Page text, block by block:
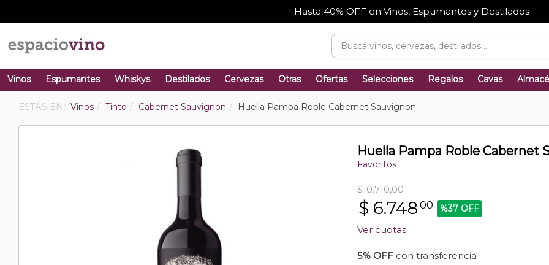
Hasta 40% OFF en Vinos, Espumantes y Destilados
Vinos Espumantes Whiskys Destilados Cervezas Otras Ofertas Selecciones Regalos Cavas
ESTÁS EN: Vinos Tinto Cabernet Sauvignon Huella Pampa Roble Cabernet Sauvignon
Huella Pampa Roble Cabernet
Favoritos
$10.710,00
$ 6.748 00 %37 OFF
Ver cuotas
5% OFFcon transferencia